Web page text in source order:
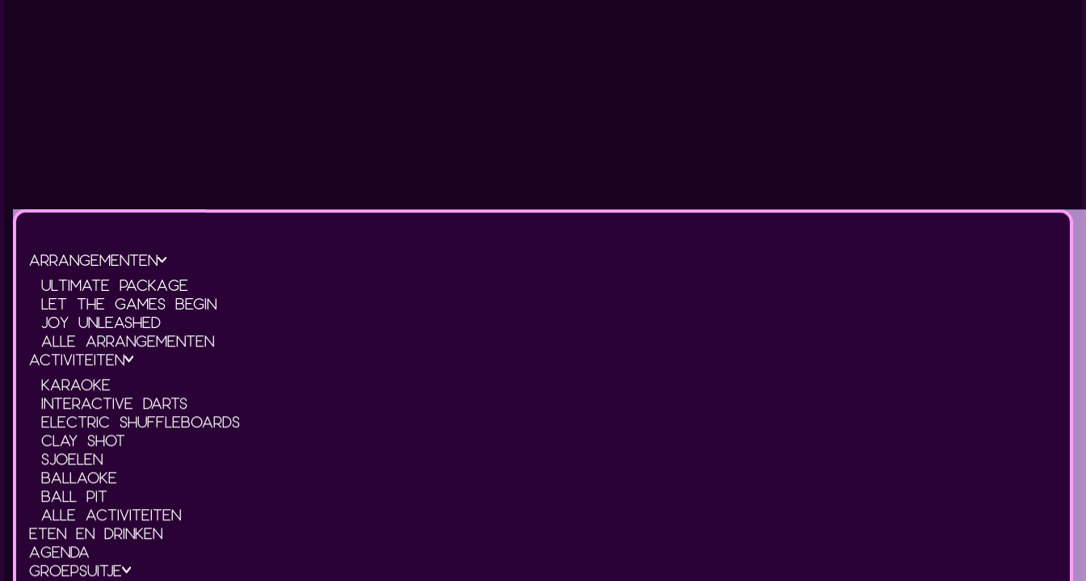
ARRANGEMENTEN
ULTIMATE PACKAGE
LET THE GAMES BEGIN
JOY UNLEASHED
ALLE ARRANGEMENTEN
ACTIVITEITEN
KARAOKE
INTERACTIVE DARTS
ELECTRIC SHUFFLEBOARDS
CLAY SHOT
SJOELEN
BALLAOKE
BALL PIT
ALLE ACTIVITEITEN
ETEN EN DRINKEN
AGENDA
GROEPSUITJE